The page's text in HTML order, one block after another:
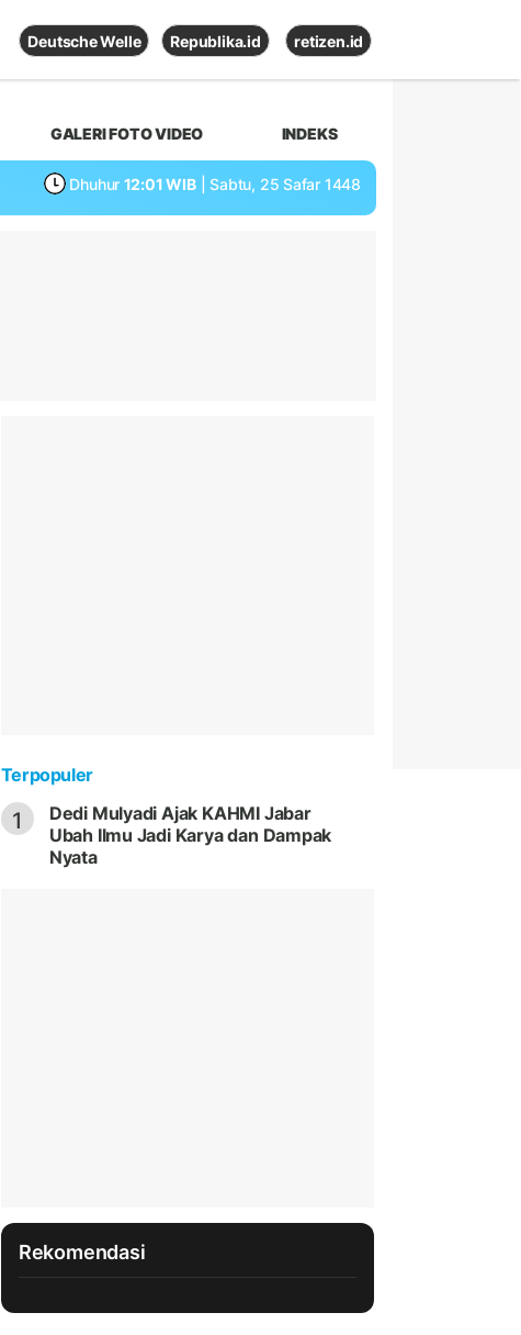
Deutsche Welle Republika.id retizen.id
GALERI FOTO VIDEO INDEKS
Dhuhur 12:01 WIB | Sabtu, 25 Safar 1448
Terpopuler
1
Dedi Mulyadi Ajak KAHMI Jabar
Ubah Ilmu Jadi Karya dan Dampak
Nyata
Rekomendasi